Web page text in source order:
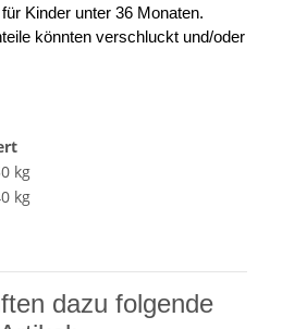
Kinder unter 36 Monaten.
könnten verschluckt und/oder
kg
kg
dazu folgende